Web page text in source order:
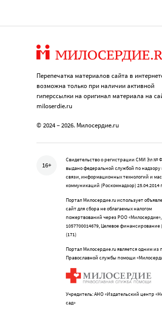
Перепечатка материалов сайта в
возможна только при наличии активной
гиперссылки на оригинал материала на
miloserdie.ru
© 2024 – 2026. Милосердие.ru
16+
Свидетельство о регистрации СМИ Эл №
выдано федеральной службой по надзору
связи, информационных технологий и
коммуникаций (Роскомнадзор) 25.04.2014
Портал Милосердие.ru использует
сайт для сбора не облагаемых налогом
пожертвований через РОО
1057700014679, Целевое финансирование
(171)
Портал Милосердие.ru является одним из
Православной службы помощи
Учредитель: АНО «Издательский центр
сад»